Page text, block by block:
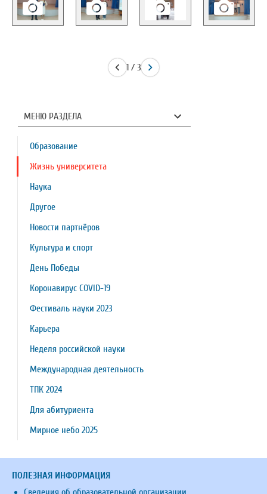
1 / 3
МЕНЮ РАЗДЕЛА
Образование
Жизнь университета
Наука
Другое
Новости партнёров
Культура и спорт
День Победы
Коронавирус COVID-19
Фестиваль науки 2023
Карьера
Неделя российской науки
Международная деятельность
ТПК 2024
Для абитуриента
Мирное небо 2025
ПОЛЕЗНАЯ ИНФОРМАЦИЯ